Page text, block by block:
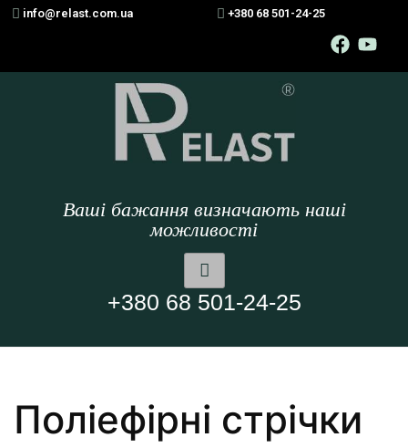
info@relast.com.ua +380 68 501-24-25
Ваші бажання визначають наші
можливості
+380 68 501-24-25
Поліефірні стрічки